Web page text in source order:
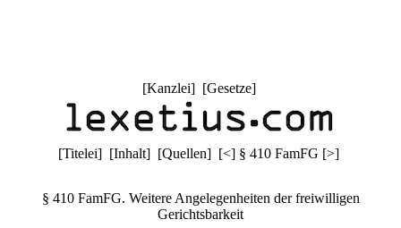
[Kanzlei] [Gesetze]
[Titelei] [Inhalt] [Quellen] [<] § 410 FamFG [>]
§ 410 FamFG. Weitere Angelegenheiten der freiwilligen
Gerichtsbarkeit